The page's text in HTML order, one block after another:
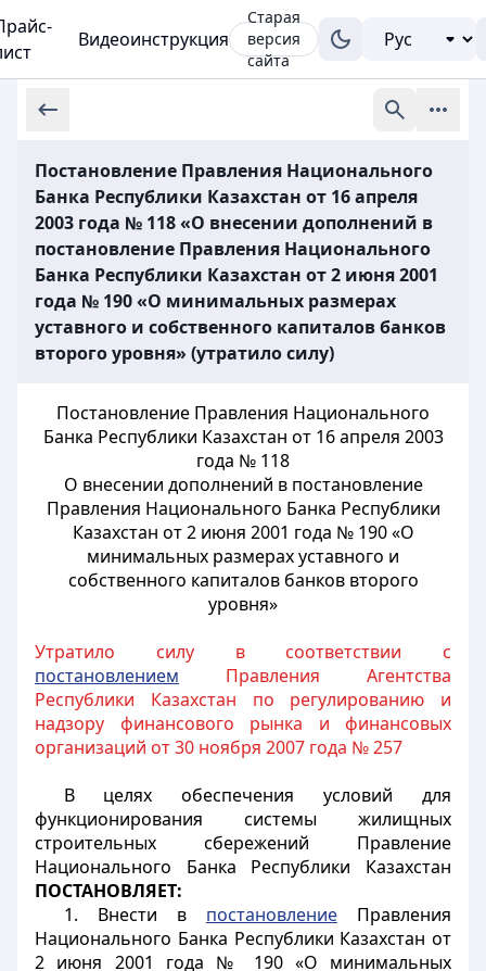
Видеоинструкция
Старая
версия
сайта
Постановление Правления Национального
Банка Республики Казахстан от 16 апреля
2003 года № 118 «О внесении дополнений в
постановление Правления Национального
Банка Республики Казахстан от 2 июня 2001
года № 190 «О минимальных размерах
уставного и собственного капиталов банков
второго уровня» (утратило силу)
Постановление Правления Национального
Банка Республики Казахстан от 16 апреля 2003
года № 118
О внесении дополнений в постановление
Правления Национального Банка Республики
Казахстан от 2 июня 2001 года № 190 «О
минимальных размерах уставного и
собственного капиталов банков второго
уровня»
Утратило силу в соответствии с
постановлением Правления Агентства
Республики Казахстан по регулированию и
надзору финансового рынка и финансовых
организаций от 30 ноября 2007 года № 257
B целях обеспечения условий для
функционирования системы жилищных
строительных сбережений Правление
Национального Банка Республики Казахстан
ПОСТАНОВЛЯЕТ:
1. Внести в постановлениеПравления
Национального Банка Республики Казахстан от
2 июня 2001 года № 190 «О минимальных